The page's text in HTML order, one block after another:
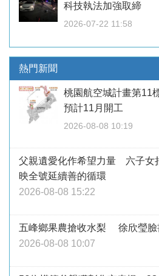
科技執法加強取締
2026-07-22 11:58
熱門新聞
桃園航空城計畫第11
預計11月開工
2026-08-08 10:19
父親遺愛化作希望力量 六子女
映全號延續善的循環
2026-08-08 15:22
五峰鄉果農搶收水梨 徐欣瑩臉
2026-08-08 10:07